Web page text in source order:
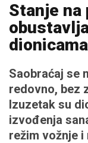
Stanje na
dionicama
Saobraćaj se
redovno, bez
Izuzetak su
izvođenja
režim vožnje